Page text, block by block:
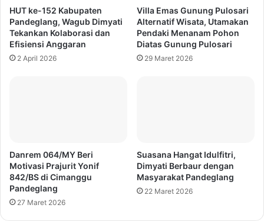
HUT ke-152 Kabupaten
Pandeglang, Wagub Dimyati
Tekankan Kolaborasi dan
Efisiensi Anggaran
2 April 2026
Villa Emas Gunung Pulosari
Alternatif Wisata, Utamakan
Pendaki Menanam Pohon
Diatas Gunung Pulosari
29 Maret 2026
Danrem 064/MY Beri
Motivasi Prajurit Yonif
842/BS di Cimanggu
Pandeglang
27 Maret 2026
Suasana Hangat Idulfitri,
Dimyati Berbaur dengan
Masyarakat Pandeglang
22 Maret 2026